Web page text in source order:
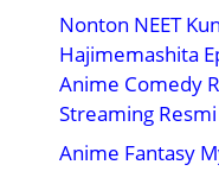
Nonton NEET
Hajimemashita
Anime Comedy
Streaming Resmi
Anime Fantasy